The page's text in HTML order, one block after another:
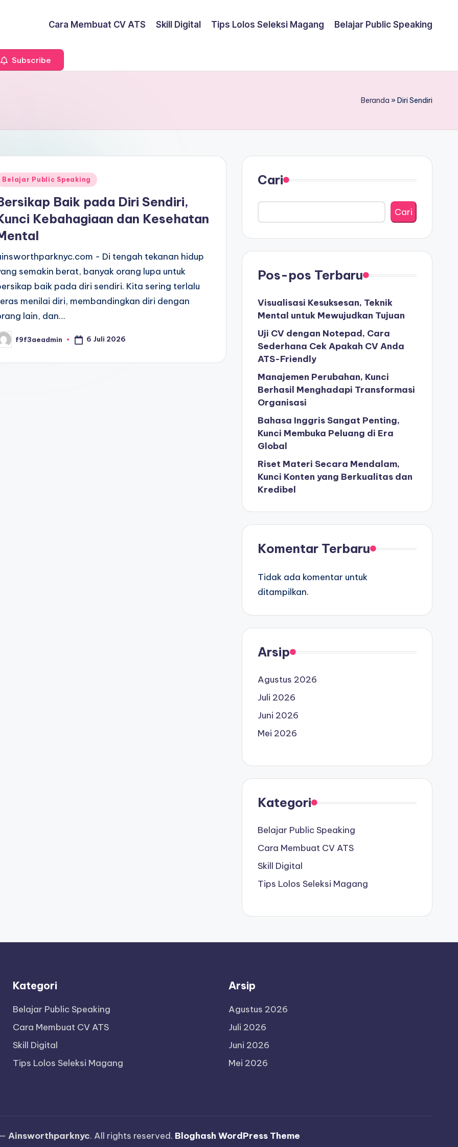
Cara Membuat CV ATS Skill Digital Tips Lolos Seleksi Magang Belajar Public Speaking
Subscribe
Beranda »Diri Sendiri
Belajar Public Speaking
Baik pada Diri Sendiri,
Kebahagiaan dan Kesehatan
- Di tengah tekanan hidup
semakin berat, banyak orang lupa untuk
baik pada diri sendiri. Kita sering terlalu
menilai diri, membandingkan diri dengan
lain, dan…
f9f3aeadmin 6 Juli 2026
Cari
Cari
Pos-pos Terbaru
Visualisasi Kesuksesan, Teknik
Mental untuk Mewujudkan Tujuan
Uji CV dengan Notepad, Cara
Sederhana Cek Apakah CV Anda
ATS-Friendly
Manajemen Perubahan, Kunci
Berhasil Menghadapi Transformasi
Organisasi
Bahasa Inggris Sangat Penting,
Kunci Membuka Peluang di Era
Global
Riset Materi Secara Mendalam,
Kunci Konten yang Berkualitas dan
Kredibel
Komentar Terbaru
Tidak ada komentar untuk
ditampilkan.
Arsip
Agustus 2026
Juli 2026
Juni 2026
Mei 2026
Kategori
Belajar Public Speaking
Cara Membuat CV ATS
Skill Digital
Tips Lolos Seleksi Magang
Kategori
Belajar Public Speaking
Cara Membuat CV ATS
Skill Digital
Tips Lolos Seleksi Magang
Arsip
Agustus 2026
Juli 2026
Juni 2026
Mei 2026
Ainsworthparknyc. All rights reserved. Bloghash WordPress Theme